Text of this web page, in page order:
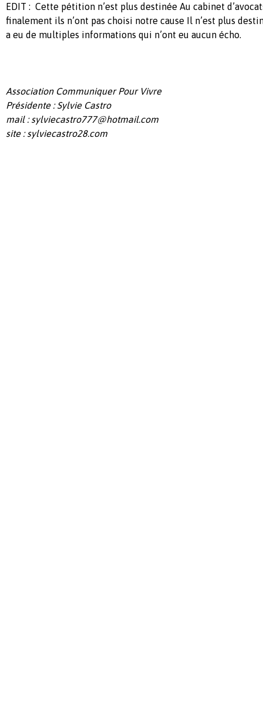
EDIT : Cette pétition n’est plus destinée Au cabinet
finalement ils n’ont pas choisi notre cause Il n’est plus
a eu de multiples informations qui n’ont eu aucun écho.
Association Communiquer Pour Vivre
Présidente : Sylvie Castro
mail :sylviecastro777@hotmail.com
site : sylviecastro28.com